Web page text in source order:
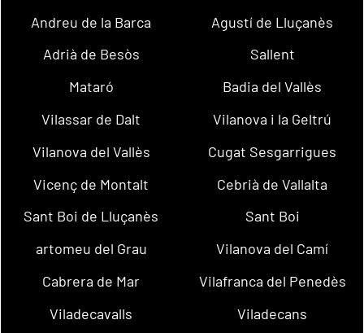
Andreu de la Barca
Agustí de Lluçanès
Adrià de Besòs
Sallent
Mataró
Badia del Vallès
Vilassar de Dalt
Vilanova i la Geltrú
Vilanova del Vallès
Cugat Sesgarrigues
Vicenç de Montalt
Cebrià de Vallalta
Sant Boi de Lluçanès
Sant Boi
artomeu del Grau
Vilanova del Camí
Cabrera de Mar
Vilafranca del Penedès
Viladecavalls
Viladecans